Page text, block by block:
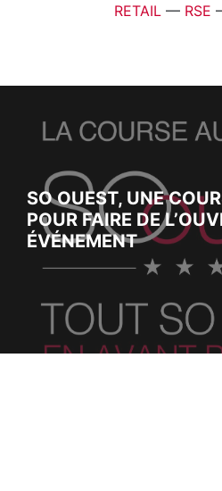
RETAIL — RSE
SO OUEST, UNE
POUR FAIRE DE
ÉVÉNEMENT